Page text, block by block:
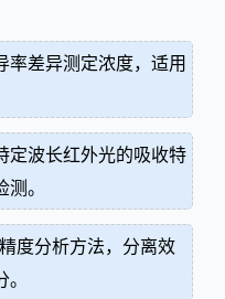
率差异测定浓度，适用
定波长红外光的吸收特
。
度分析方法，分离效